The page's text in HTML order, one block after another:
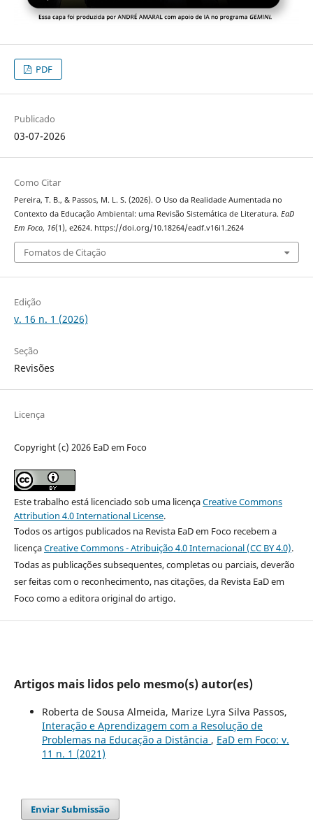
PDF
Publicado
03-07-2026
Como Citar
Pereira, T. B., & Passos, M. L. S. (2026). O Uso da Realidade Aumentada no
Contexto da Educação Ambiental: uma Revisão Sistemática de Literatura. EaD
Em Foco, 16(1), e2624. https://doi.org/10.18264/eadf.v16i1.2624
Fomatos de Citação
Edição
v. 16 n. 1 (2026)
Seção
Revisões
Licença
Copyright (c) 2026 EaD em Foco
Este trabalho está licenciado sob uma licençaCreative Commons
Attribution 4.0 International License.
Todos os artigos publicados na Revista EaD em Foco recebem a
licençaCreative Commons - Atribuição 4.0 Internacional (CC BY 4.0).
Todas as publicações subsequentes, completas ou parciais, deverão
ser feitas com o reconhecimento, nas citações, da Revista EaD em
Foco como a editora original do artigo.
Artigos mais lidos pelo mesmo(s) autor(es)
Roberta de Sousa Almeida, Marize Lyra Silva Passos,
Interação e Aprendizagem com a Resolução de
Problemas na Educação a Distância , EaD em Foco: v.
11 n. 1 (2021)
Enviar Submissão